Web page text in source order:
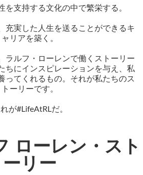
を支持する文化の中で繁栄する。
充実した人生を送ることができるキ
ャリアを築く。
ラルフ・ローレンで働くストーリー
ちにインスピレーションを与え、私
ってくれるもの。それが私たちのス
トーリーです。
が#LifeAtRLだ。
ローレン・スト
ーリー